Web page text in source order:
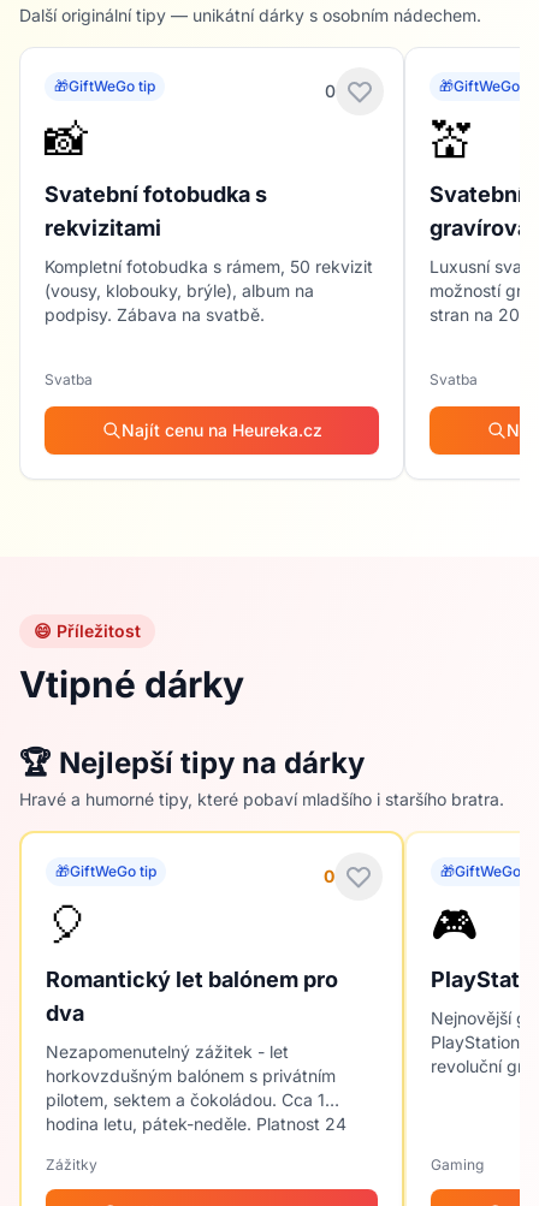
Další originální tipy — unikátní dárky s osobním nádechem.
0
🎁GiftWeGo tip
📸
Svatební fotobudka s
rekvizitami
Kompletní fotobudka s rámem, 50 rekvizit
(vousy, klobouky, brýle), album na
podpisy. Zábava na svatbě.
Svatba
Najít cenu na Heureka.cz
🎁GiftWeGo tip
💒
Svatební
Luxusní
možností
stran na 200
Svatba
😄 Příležitost
Vtipné dárky
🏆 Nejlepší tipy na dárky
Hravé a humorné tipy, které pobaví mladšího i staršího bratra.
0
🎁GiftWeGo tip
🎈
Romantický let balónem pro
dva
Nezapomenutelný zážitek - let
horkovzdušným balónem s privátním
pilotem, sektem a čokoládou. Cca 1
hodina letu, pátek-neděle. Platnost 24
Zážitky
🎁GiftWeGo
🎮
Nejnovější
PlayStation
revoluční
Gaming